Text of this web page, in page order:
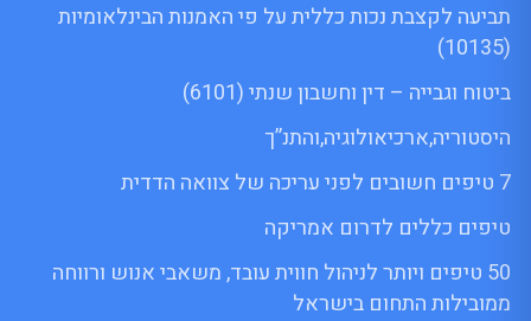
תביעה לקצבת נכות כללית על פי האמנות הבינלאומיות
(10135)
ביטוח וגבייה – דין וחשבון שנתי (6101)
היסטוריה,ארכיאולוגיה,והתנ”ך
7 טיפים חשובים לפני עריכה של צוואה הדדית
טיפים כללים לדרום אמריקה
50 טיפים ויותר לניהול חווית עובד, משאבי אנוש ורווחה
ממובילות התחום בישראל